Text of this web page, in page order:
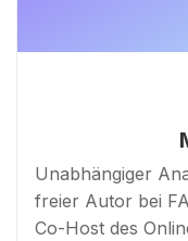
Unabhängiger
freier Autor bei
Co-Host des